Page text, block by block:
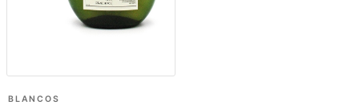
BLANCOS